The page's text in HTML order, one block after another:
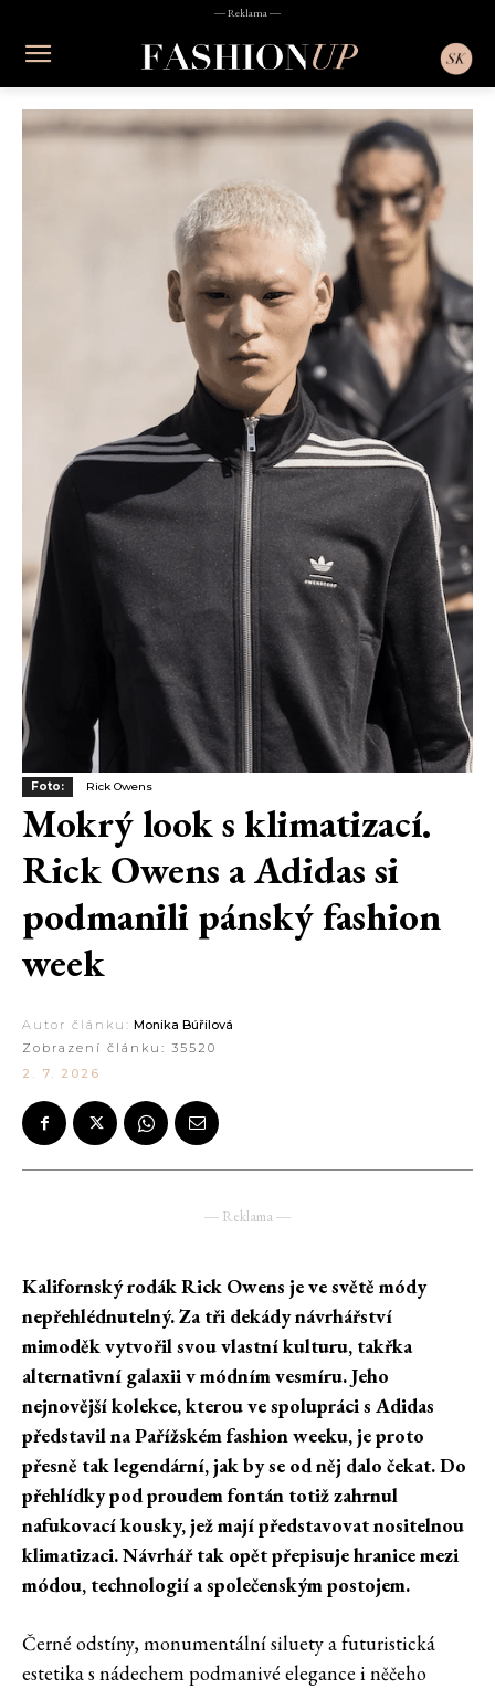
― Reklama ―
Foto: Rick Owens
Mokrý look s klimatizací.
Rick Owens a Adidas si
podmanili pánský fashion
week
Autor článku: Monika Búřilová
Zobrazení článku: 35520
2. 7. 2026
― Reklama ―
Kalifornský rodák Rick Owens je ve světě módy
nepřehlédnutelný. Za tři dekády návrhářství
mimoděk vytvořil svou vlastní kulturu, takřka
alternativní galaxii v módním vesmíru. Jeho
nejnovější kolekce, kterou ve spolupráci s Adidas
představil na Pařížském fashion weeku, je proto
přesně tak legendární, jak by se odněj dalo čekat. Do
přehlídky pod proudem fontán totiž zahrnul
nafukovací kousky, jež mají představovat nositelnou
klimatizaci. Návrhář tak opět přepisuje hranice mezi
módou, technologií a společenským postojem.
Černé odstíny, monumentální siluety a futuristická
estetika s nádechem podmanivé elegance i něčeho